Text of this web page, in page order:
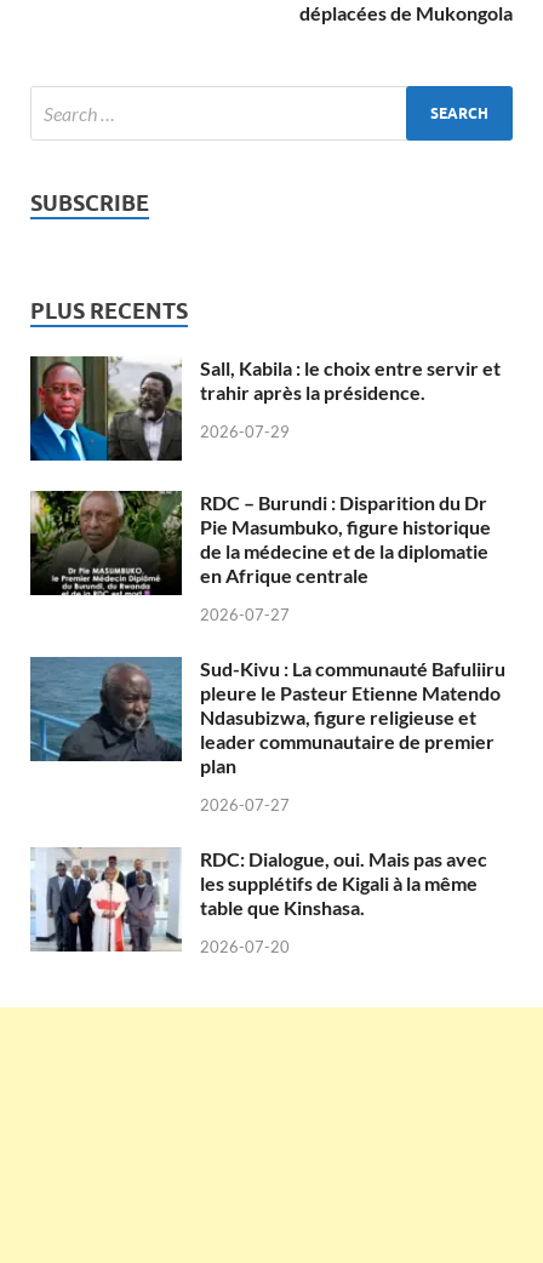
déplacées de Mukongola
SUBSCRIBE
PLUS RECENTS
Sall, Kabila : le choix entre servir et
trahir après la présidence.
2026-07-29
RDC – Burundi : Disparition du Dr
Pie Masumbuko, figure historique
de la médecine et de la diplomatie
en Afrique centrale
2026-07-27
Sud-Kivu : La communauté Bafuliiru
pleure le Pasteur Etienne Matendo
Ndasubizwa, figure religieuse et
leader communautaire de premier
plan
2026-07-27
RDC: Dialogue, oui. Mais pas avec
les supplétifs de Kigali à la même
table que Kinshasa.
2026-07-20